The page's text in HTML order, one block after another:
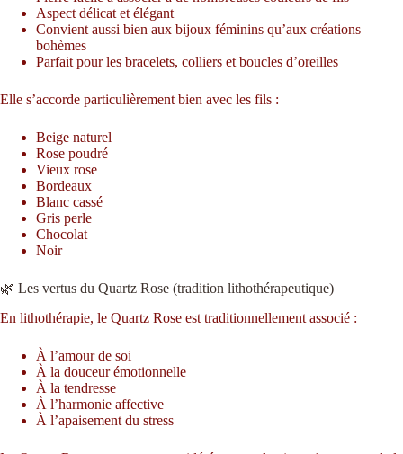
Aspect délicat et élégant
Convient aussi bien aux bijoux féminins qu’aux créations
bohèmes
Parfait pour les bracelets, colliers et boucles d’oreilles
Elle s’accorde particulièrement bien avec les fils :
Beige naturel
Rose poudré
Vieux rose
Bordeaux
Blanc cassé
Gris perle
Chocolat
Noir
🌿 Les vertus du Quartz Rose (tradition lithothérapeutique)
En lithothérapie, le Quartz Rose est traditionnellement associé :
À l’amour de soi
À la douceur émotionnelle
À la tendresse
À l’harmonie affective
À l’apaisement du stress